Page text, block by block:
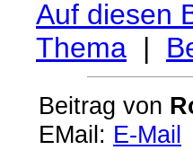
Auf diesen
Thema |
Beitrag von
EMail: E-Mail